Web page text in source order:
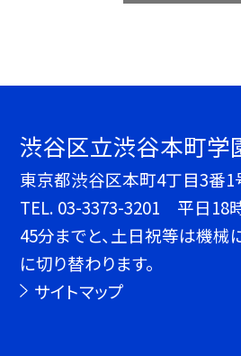
渋谷区立渋谷本町学
東京都渋谷区本町4丁目3番1
TEL. 03-3373-3201 平日18
45分までと、土日祝等は機械
に切り替わります。
サイトマップ